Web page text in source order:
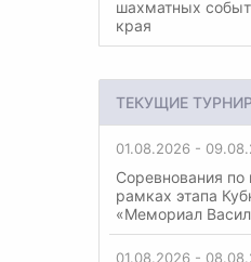
шахматных
края
ТЕКУЩИЕ
01.08.2026 -
Соревнования
рамках этапа
«Мемориал
01.08.2026 -